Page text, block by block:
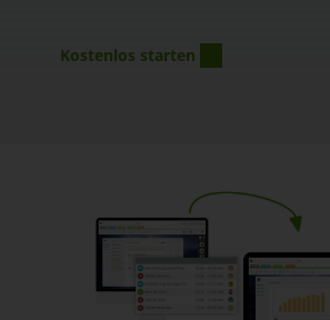
Kostenlos starten